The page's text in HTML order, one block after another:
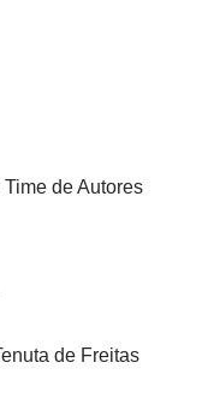
de Autores
de Freitas